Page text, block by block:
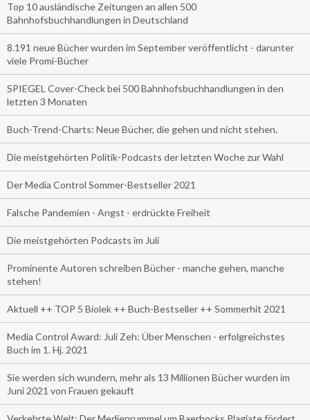
Top 10 ausländische Zeitungen an allen 500
Bahnhofsbuchhandlungen in Deutschland
8.191 neue Bücher wurden im September veröffentlicht - darunter
viele Promi-Bücher
SPIEGEL Cover-Check bei 500 Bahnhofsbuchhandlungen in den
letzten 3 Monaten
Buch-Trend-Charts: Neue Bücher, die gehen und nicht stehen.
Die meistgehörten Politik-Podcasts der letzten Woche zur Wahl
Der Media Control Sommer-Bestseller 2021
Falsche Pandemien - Angst - erdrückte Freiheit
Die meistgehörten Podcasts im Juli
Prominente Autoren schreiben Bücher - manche gehen, manche
stehen!
Aktuell ++ TOP 5 Biolek ++ Buch-Bestseller ++ Sommerhit 2021
Media Control Award: Juli Zeh: Über Menschen - erfolgreichstes
Buch im 1. Hj. 2021
Sie werden sich wundern, mehr als 13 Millionen Bücher wurden im
Juni 2021 von Frauen gekauft